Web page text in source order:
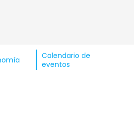
Calendario de
eventos